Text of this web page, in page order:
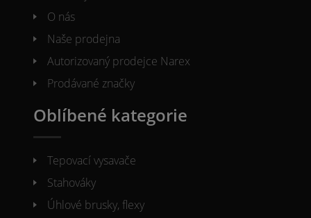
O nás
Naše prodejna
Autorizovaný prodejce Narex
Prodávané značky
Oblíbené kategorie
Tepovací vysavače
Stahováky
Úhlové brusky, flexy